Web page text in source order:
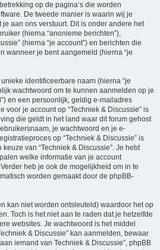
op de pagina’s die worden
De tweede manier is waarin wij je
aan ons verstuurt. Dit is onder andere het
(hierna “anonieme berichten”),
(hierna “je account”) en berichten die
wanneer je bent aangemeld (hierna “je
identificeerbare naam (hierna “je
wachtwoord om te kunnen aanmelden op je
en een persoonlijk, geldig e-mailadres
voor je account op “Techniek & Discussie” is
die geldt in het land waar dit forum gehost
je wachtwoord en je e-
op “Techniek & Discussie” is
van “Techniek & Discussie”. Je hebt
welke informatie van je account
heb je ook de mogelijkheid om in te
worden gemaakt door de phpBB-
kan niet worden ontsleuteld) waardoor het op
Toch is het niet aan te raden dat je hetzelfde
websites. Je wachtwoord is het middel
& Discussie” kan aanmelden, bewaar
iemand van Techniek & Discussie”, phpBB